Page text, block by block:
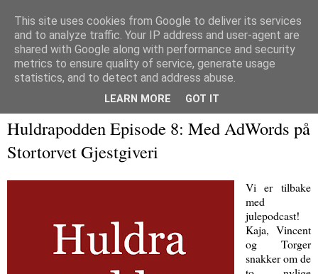
Immaterialretts­trollet
En blogg om immaterialrett og tilliggende herligheter
Huldrapodden Episode 8: Med AdWords på
Stortorvet Gjestgiveri
Vi er tilbake
med
julepodcast!
Kaja, Vincent
og Torger
snakker om de
This site uses cookies from Google to deliver its services
and to analyze traffic. Your IP address and user-agent are
shared with Google along with performance and security
metrics to ensure quality of service, generate usage
statistics, and to detect and address abuse.
LEARN MORE GOT IT